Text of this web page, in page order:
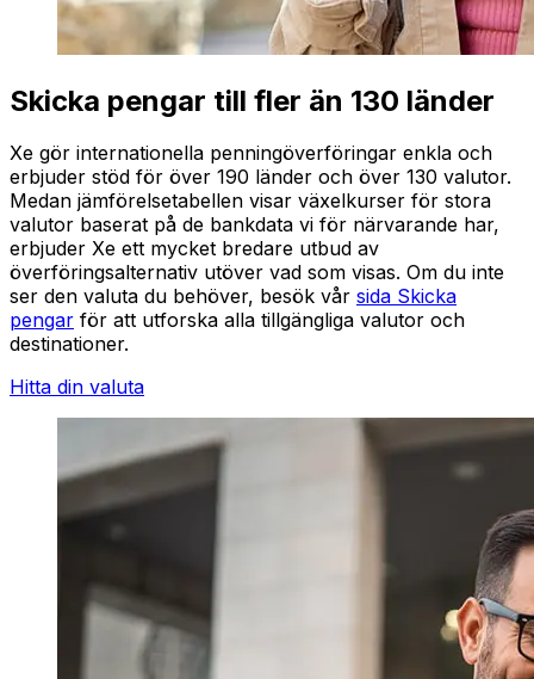
Skicka pengar till fler än 130 länder
Xe gör internationella penningöverföringar enkla och
erbjuder stöd för över 190 länder och över 130 valutor.
Medan jämförelsetabellen visar växelkurser för stora
valutor baserat på de bankdata vi för närvarande har,
erbjuder Xe ett mycket bredare utbud av
överföringsalternativ utöver vad som visas. Om du inte
ser den valuta du behöver, besök vår sida Skicka
pengar för att utforska alla tillgängliga valutor och
destinationer.
Hitta din valuta